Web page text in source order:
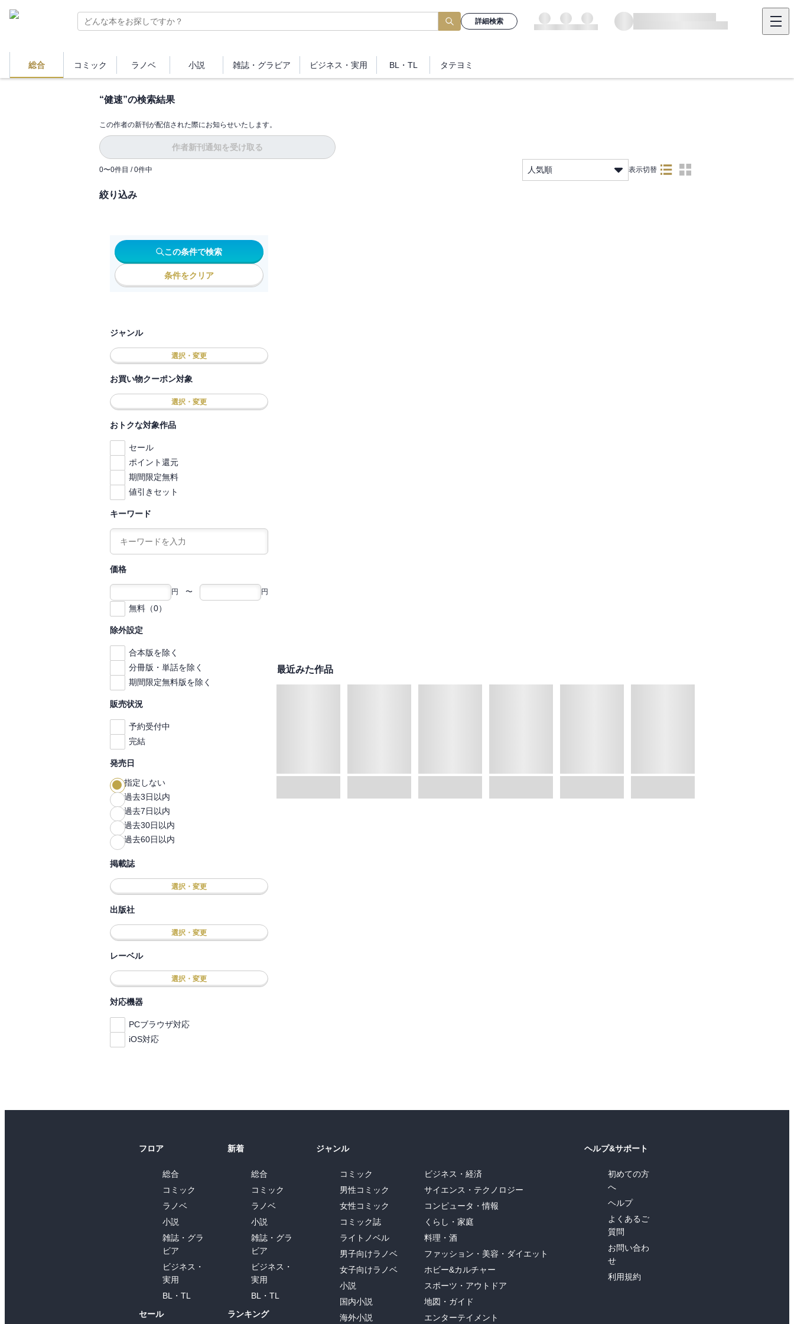
詳細検索
総合 コミック ラノベ 小説 雑誌・ グラビア ビジネス ・実用 BL・TL タテヨミ
“健速”の検索結果
この作者の新刊が配信された際にお知らせいたします。
作者新刊通知を受け取る
0〜0件目 / 0件中 人気順 表示切替
絞り込み
この条件で検索
条件をクリア
ジャンル
選択・変更
お買い物クーポン対象
選択・変更
おトクな対象作品
セール
ポイント還元
期間限定無料
値引きセット
キーワード
価格
円 〜 円
無料（0）
除外設定
合本版を除く
分冊版・単話を除く
期間限定無料版を除く
販売状況
予約受付中
完結
発売日
指定しない
過去3日以内
過去7日以内
過去30日以内
過去60日以内
掲載誌
選択・変更
出版社
選択・変更
レーベル
選択・変更
対応機器
PCブラウザ対応
iOS対応
最近みた作品
フロア
総合
コミック
ラノベ
小説
雑誌・グラ
ビア
ビジネス・
実用
BL・TL
セール
新着
総合
コミック
ラノベ
小説
雑誌・グラ
ビア
ビジネス・
実用
BL・TL
ランキング
ジャンル
コミック
男性コミック
女性コミック
コミック誌
ライトノベル
男子向けラノベ
女子向けラノベ
小説
国内小説
海外小説
ビジネス・経済
サイエンス・テクノロジー
コンピュータ・情報
くらし・家庭
料理・酒
ファッション・美容・ダイエット
ホビー&カルチャー
スポーツ・アウトドア
地図・ガイド
エンターテイメント
ヘルプ&サポート
初めての方
へ
ヘルプ
よくあるご
質問
お問い合わ
せ
利用規約